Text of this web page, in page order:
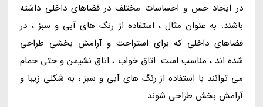
در ایجاد حس و احساسات مختلف در فضاهای داخلی داشته
باشند. به عنوان مثال ، استفاده از رنگ های آبی و سبز ، در
فضاهای داخلی که برای استراحت و آرامش بخشی طراحی
شده اند ، مناسب است. اتاق خواب ، اتاق نشیمن و حتی حمام
می توانند با استفاده از رنگ های آبی و سبز ، به شکلی زیبا و
آرامش بخش طراحی شوند.